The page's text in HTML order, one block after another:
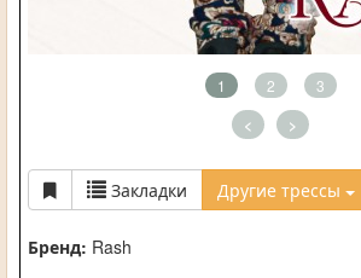
1 2 3
< >
Закладки Другие трессы
Бренд: Rash